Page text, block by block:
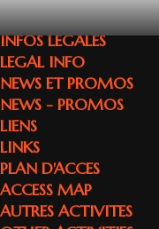
INFOS LEGALES
LEGAL INFO
NEWS ET PROMOS
NEWS - PROMOS
LIENS
LINKS
PLAN D'ACCES
ACCESS MAP
AUTRES ACTIVITES